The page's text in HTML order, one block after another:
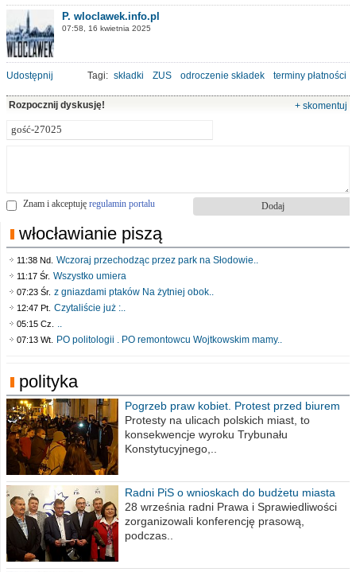
P. wloclawek.info.pl
07:58, 16 kwietnia 2025
Udostępnij Tagi: składki ZUS odroczenie składek terminy płatności
Rozpocznij dyskusję! + skomentuj
Znam i akceptuję regulamin portalu
włocławianie piszą
11:38 Nd. Wczoraj przechodząc przez park na Słodowie..
11:17 Śr. Wszystko umiera
07:23 Śr. z gniazdami ptaków Na żytniej obok..
12:47 Pt. Czytaliście już :..
05:15 Cz. ..
07:13 Wt. PO politologii . PO remontowcu Wojtkowskim mamy..
polityka
Pogrzeb praw kobiet. Protest przed biurem
poselskim PiS
Protesty na ulicach polskich miast, to
konsekwencje wyroku Trybunału
Konstytucyjnego,..
Radni PiS o wnioskach do budżetu miasta
na 2021 rok
28 września radni Prawa i Sprawiedliwości
zorganizowali konferencję prasową,
podczas..